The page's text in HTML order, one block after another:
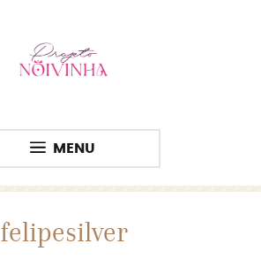
MENU
felipesilver